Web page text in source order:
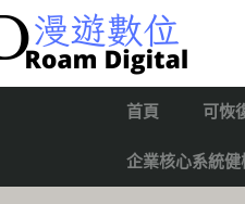
首頁 可恢
企業核心系統健